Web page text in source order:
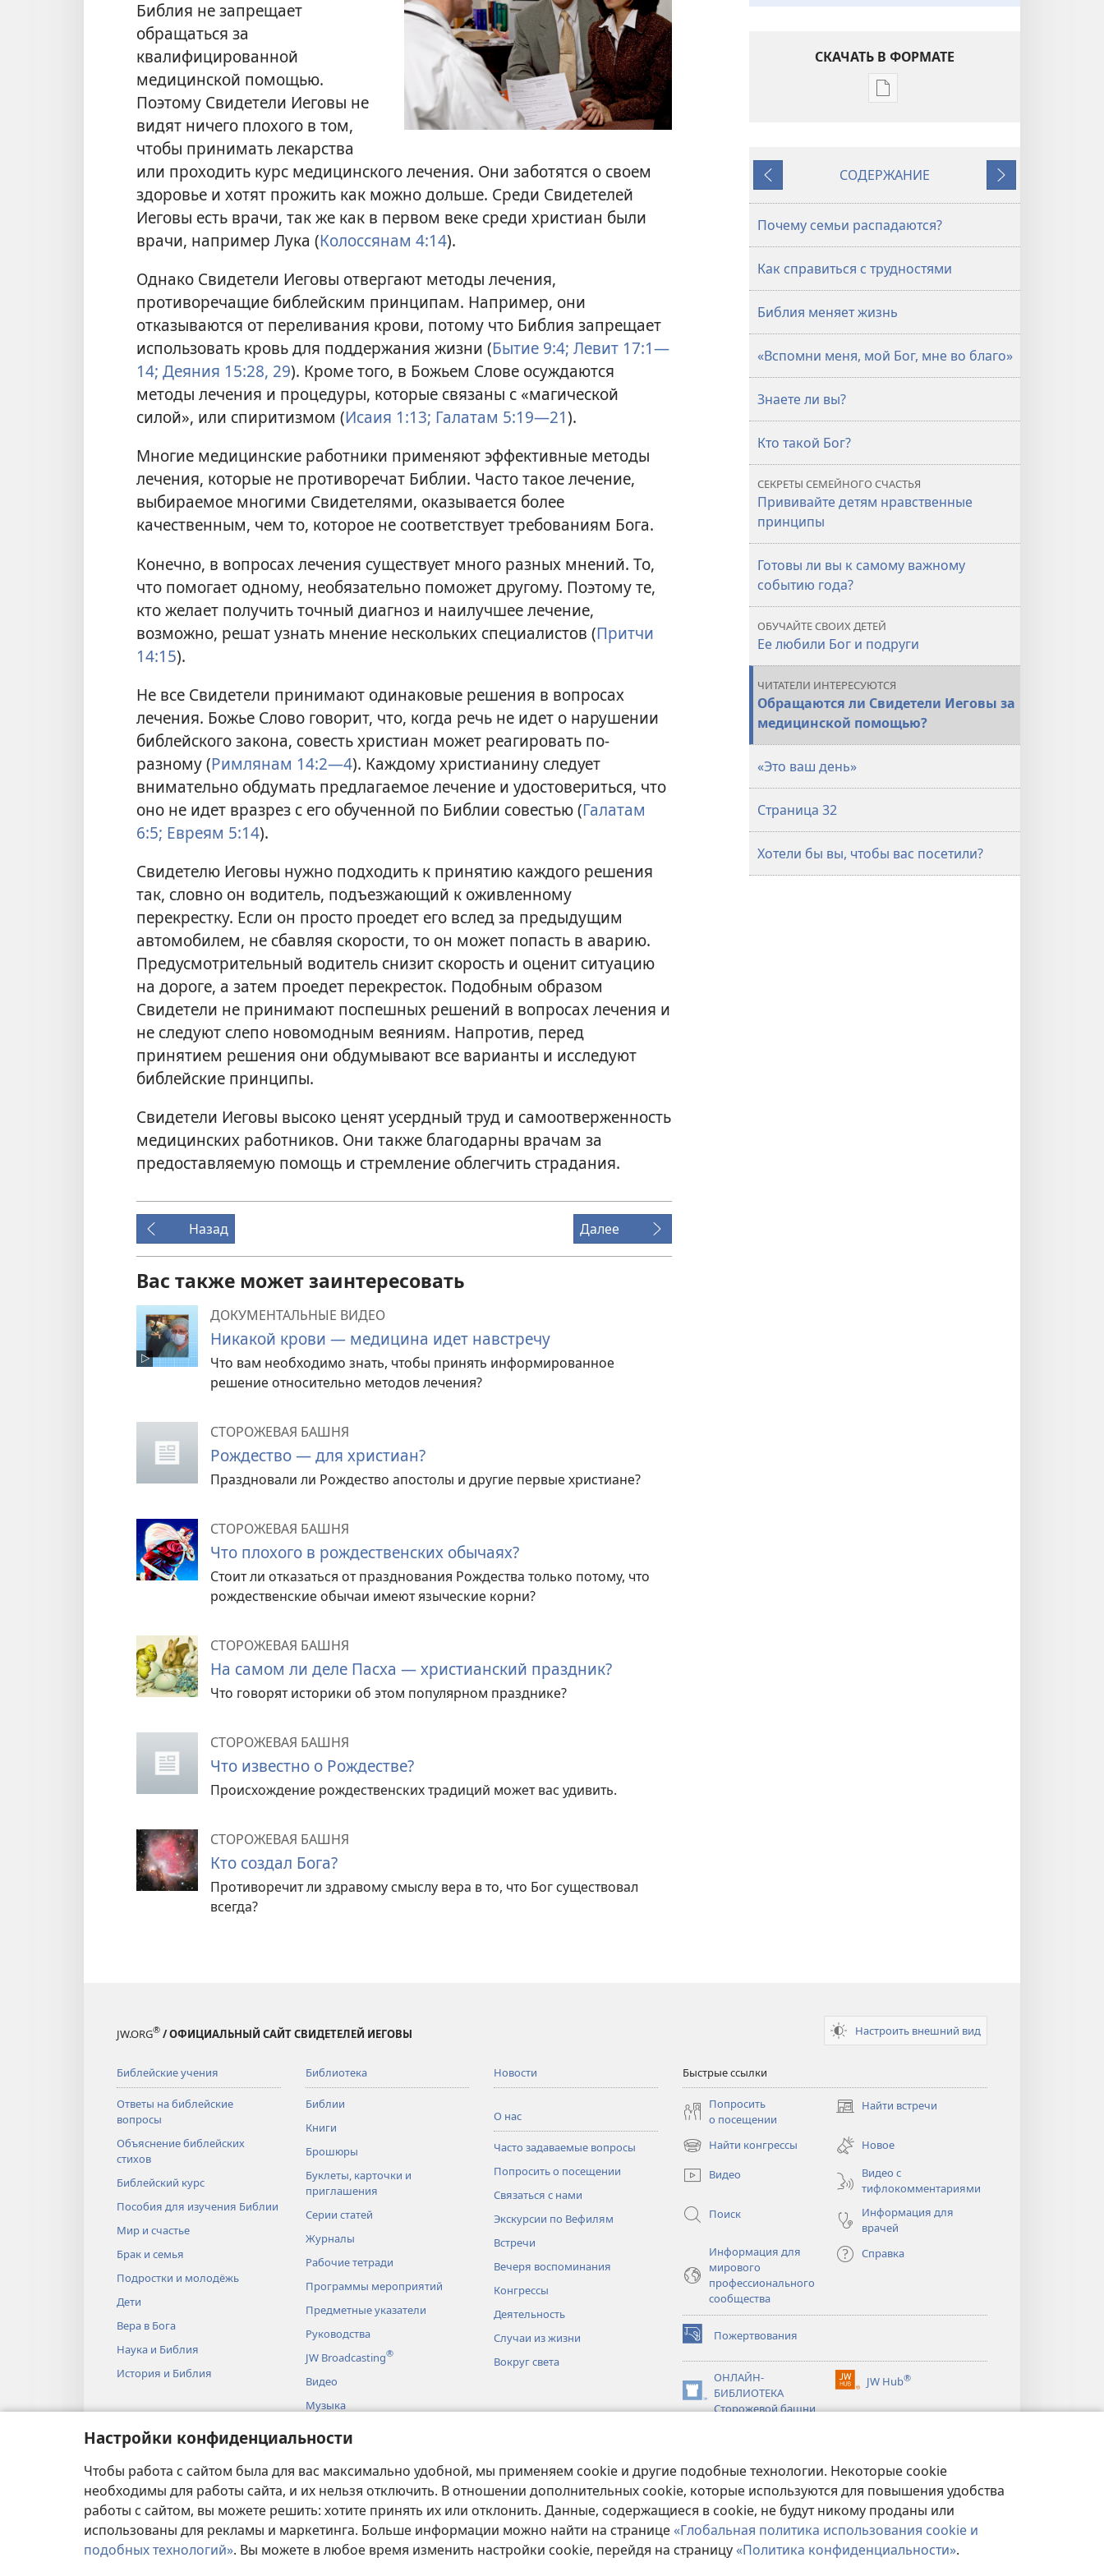
Настройки конфиденциальности
Чтобы работа с сайтом была для вас максимально удобной, мы применяем cookie и другие подобные технологии. Некоторые cookie
необходимы для работы сайта, и их нельзя отключить. В отношении дополнительных cookie, которые используются для повышения удобства
работы с сайтом, вы можете решить: хотите принять их или отклонить. Данные, содержащиеся в cookie, не будут никому проданы или
использованы для рекламы и маркетинга. Больше информации можно найти на странице «Глобальная политика использования cookie и
подобных технологий». Вы можете в любое время изменить настройки cookie, перейдя на страницу«Политика конфиденциальности».
Библия не запрещает
обращаться за
квалифицированной
медицинской помощью.
Поэтому Свидетели Иеговы не
видят ничего плохого в том,
чтобы принимать лекарства
или проходить курс медицинского лечения. Они заботятся о своем
здоровье и хотят прожить как можно дольше. Среди Свидетелей
Иеговы есть врачи, так же как в первом веке среди христиан были
врачи, например Лука (Колоссянам 4:14).
Однако Свидетели Иеговы отвергают методы лечения,
противоречащие библейским принципам. Например, они
отказываются от переливания крови, потому что Библия запрещает
использовать кровь для поддержания жизни (Бытие 9:4; Левит 17:1—
14; Деяния 15:28, 29). Кроме того, в Божьем Слове осуждаются
методы лечения и процедуры, которые связаны с «магической
силой», или спиритизмом (Исаия 1:13; Галатам 5:19—21).
Многие медицинские работники применяют эффективные методы
лечения, которые не противоречат Библии. Часто такое лечение,
выбираемое многими Свидетелями, оказывается более
качественным, чем то, которое не соответствует требованиям Бога.
Конечно, в вопросах лечения существует много разных мнений. То,
что помогает одному, необязательно поможет другому. Поэтому те,
кто желает получить точный диагноз и наилучшее лечение,
возможно, решат узнать мнение нескольких специалистов (Притчи
14:15).
Не все Свидетели принимают одинаковые решения в вопросах
лечения. Божье Слово говорит, что, когда речь не идет о нарушении
библейского закона, совесть христиан может реагировать по-
разному (Римлянам 14:2—4). Каждому христианину следует
внимательно обдумать предлагаемое лечение и удостовериться, что
оно не идет вразрез с его обученной по Библии совестью (Галатам
6:5; Евреям 5:14).
Свидетелю Иеговы нужно подходить к принятию каждого решения
так, словно он водитель, подъезжающий к оживленному
перекрестку. Если он просто проедет его вслед за предыдущим
автомобилем, не сбавляя скорости, то он может попасть в аварию.
Предусмотрительный водитель снизит скорость и оценит ситуацию
на дороге, а затем проедет перекресток. Подобным образом
Свидетели не принимают поспешных решений в вопросах лечения и
не следуют слепо новомодным веяниям. Напротив, перед
принятием решения они обдумывают все варианты и исследуют
библейские принципы.
Свидетели Иеговы высоко ценят усердный труд и самоотверженность
медицинских работников. Они также благодарны врачам за
предоставляемую помощь и стремление облегчить страдания.
Назад Далее
Вас также может заинтересовать
ДОКУМЕНТАЛЬНЫЕ ВИДЕО
Никакой крови — медицина идет навстречу
Что вам необходимо знать, чтобы принять информированное
решение относительно методов лечения?
СТОРОЖЕВАЯ БАШНЯ
Рождество — для христиан?
Праздновали ли Рождество апостолы и другие первые христиане?
СТОРОЖЕВАЯ БАШНЯ
Что плохого в рождественских обычаях?
Стоит ли отказаться от празднования Рождества только потому, что
рождественские обычаи имеют языческие корни?
СТОРОЖЕВАЯ БАШНЯ
На самом ли деле Пасха — христианский праздник?
Что говорят историки об этом популярном празднике?
СТОРОЖЕВАЯ БАШНЯ
Что известно о Рождестве?
Происхождение рождественских традиций может вас удивить.
СТОРОЖЕВАЯ БАШНЯ
Кто создал Бога?
Противоречит ли здравому смыслу вера в то, что Бог существовал
всегда?
СКАЧАТЬ В ФОРМАТЕ
Варианты
БАШНЯ
Назад
СОДЕРЖАНИЕ
Далее
Почему семьи распадаются?
Как справиться с трудностями
Библия меняет жизнь
«Вспомни меня, мой Бог, мне во благо»
Знаете ли вы?
Кто такой Бог?
СЕКРЕТЫ СЕМЕЙНОГО СЧАСТЬЯ
Прививайте детям нравственные
принципы
Готовы ли вы к самому важному
событию года?
ОБУЧАЙТЕ СВОИХ ДЕТЕЙ
Ее любили Бог и подруги
ЧИТАТЕЛИ ИНТЕРЕСУЮТСЯ
Обращаются ли Свидетели Иеговы за
медицинской помощью?
«Это ваш день»
Страница 32
Хотели бы вы, чтобы вас посетили?
JW.ORG® / ОФИЦИАЛЬНЫЙ САЙТ СВИДЕТЕЛЕЙ ИЕГОВЫ Настроить внешний вид
Библейские учения
Ответы на библейские
вопросы
Объяснение библейских
стихов
Библейский курс
Пособия для изучения Библии
Мир и счастье
Брак и семья
Подростки и молодёжь
Дети
Вера в Бога
Наука и Библия
История и Библия
Библиотека
Библии
Книги
Брошюры
Буклеты, карточки и
приглашения
Серии статей
Журналы
Рабочие тетради
Программы мероприятий
Предметные указатели
Руководства
JW Broadcasting®
Видео
Музыка
Библии
Новости
О нас
Часто задаваемые вопросы
Попросить о посещении
Связаться с нами
Экскурсии по Вефилям
Встречи
Вечеря воспоминания
Конгрессы
Деятельность
Случаи из жизни
Вокруг света
Быстрые ссылки
Попросить
о посещении
Найти встречи
(открывается
новом
окне)
Найти конгрессы
(открывается
в
новом
Новое
Видео
Видео с
тифлокомментариями
Поиск
Информация для
врачей
Информация для
мирового
профессионального
сообщества
Справка
Пожертвования
(открывается
в
новом
окне)
ОНЛАЙН-
БИБЛИОТЕКА
Сторожевой башни
(открывается
в
JW Hub®
(открывается
Copyright© 2026 Watch Tower Bible and Tract Society of Pennsylvania.
УСЛОВИЯ ИСПОЛЬЗОВАНИЯ |ПОЛИТИКА КОНФИДЕНЦИАЛЬНОСТИ|НАСТРОЙКИ КОНФИДЕНЦИАЛЬНОСТИ